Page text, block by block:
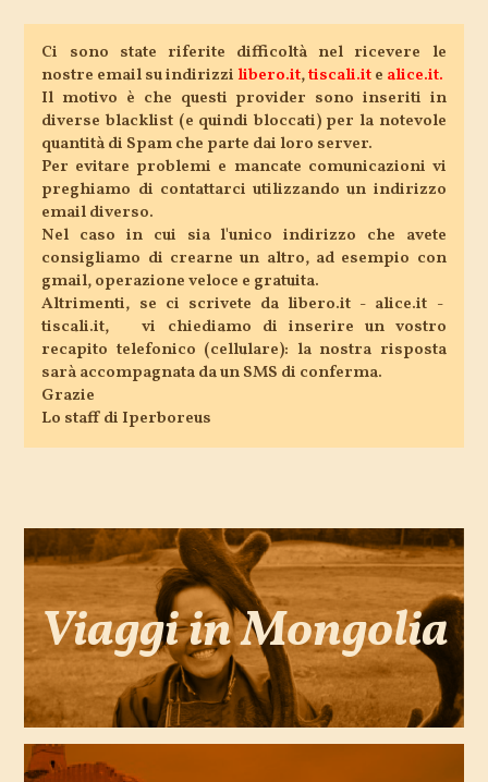
Ci sono state riferite difficoltà nel ricevere le
nostre email su indirizzi libero.it,tiscali.ite alice.it.
Il motivo è che questi provider sono inseriti in
diverse blacklist (e quindi bloccati) per la notevole
quantità di Spam che parte dai loro server.
Per evitare problemi e mancate comunicazioni vi
preghiamo di contattarci utilizzando un indirizzo
email diverso.
Nel caso in cui sia l'unico indirizzo che avete
consigliamo di crearne un altro, ad esempio con
gmail, operazione veloce e gratuita.
Altrimenti, se ci scrivete da libero.it - alice.it -
tiscali.it,
vi chiediamo di inserire un vostro
recapito telefonico (cellulare): la nostra risposta
sarà accompagnata da un SMS di conferma.
Grazie
Lo staff di Iperboreus
Viaggi in Mongolia